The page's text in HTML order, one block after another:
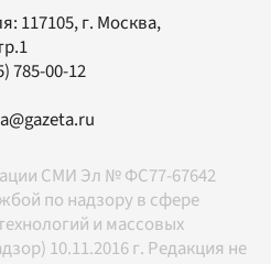
117105, г. Москва,
785-00-12
СМИ Эл № ФС77-67642
по надзору в сфере
и массовых
10.11.2016 г. Редакция не